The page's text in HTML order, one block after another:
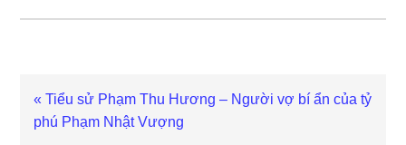
Previous
Post:
« Tiểu sử Phạm Thu Hương – Người vợ bí ẩn của tỷ
phú Phạm Nhật Vượng